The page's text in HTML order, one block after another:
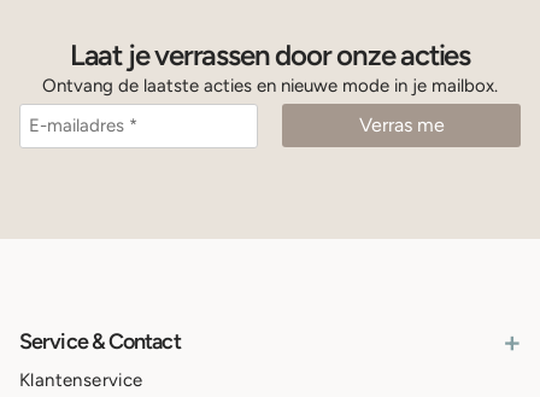
Laat je verrassen door onze acties
Ontvang de laatste acties en nieuwe mode in je mailbox.
Service & Contact +
Klantenservice